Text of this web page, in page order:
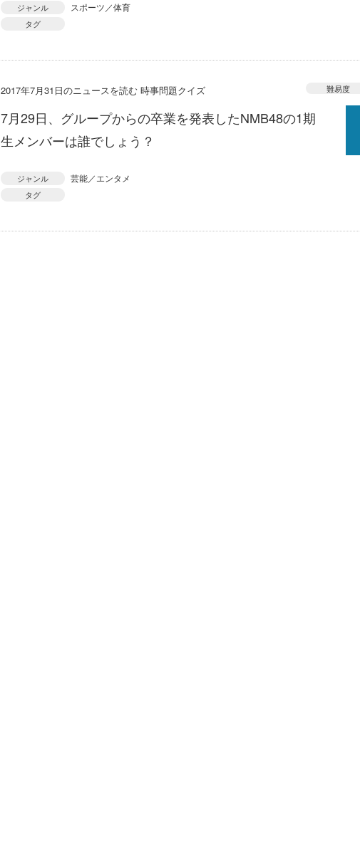
ジャンル スポーツ／体育
タグ
2017年7月31日のニュースを読む 時事問題クイズ 難易度
7月29日、グループからの卒業を発表したNMB48の1期
生メンバーは誰でしょう？
ジャンル 芸能／エンタメ
タグ